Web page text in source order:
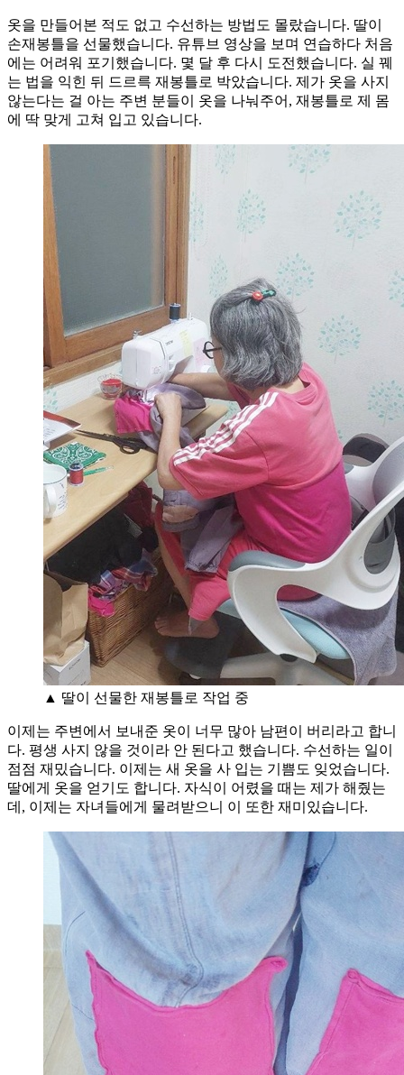
옷을 만들어본 적도 없고 수선하는 방법도 몰랐습니다. 딸이
손재봉틀을 선물했습니다. 유튜브 영상을 보며 연습하다 처음
에는 어려워 포기했습니다. 몇 달 후 다시 도전했습니다. 실 꿰
는 법을 익힌 뒤 드르륵 재봉틀로 박았습니다. 제가 옷을 사지
않는다는 걸 아는 주변 분들이 옷을 나눠주어, 재봉틀로 제 몸
에 딱 맞게 고쳐 입고 있습니다.
▲ 딸이 선물한 재봉틀로 작업 중
이제는 주변에서 보내준 옷이 너무 많아 남편이 버리라고 합니
다. 평생 사지 않을 것이라 안 된다고 했습니다. 수선하는 일이
점점 재밌습니다. 이제는 새 옷을 사 입는 기쁨도 잊었습니다.
딸에게 옷을 얻기도 합니다. 자식이 어렸을 때는 제가 해줬는
데, 이제는 자녀들에게 물려받으니 이 또한 재미있습니다.